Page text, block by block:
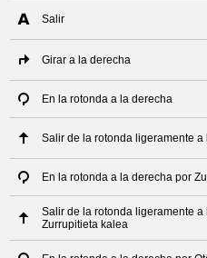
Salir
Girar a la derecha
En la rotonda a la derecha
Salir de la rotonda ligeramente a
En la rotonda a la derecha por
Salir de la rotonda ligeramente a
Zurrupitieta kalea